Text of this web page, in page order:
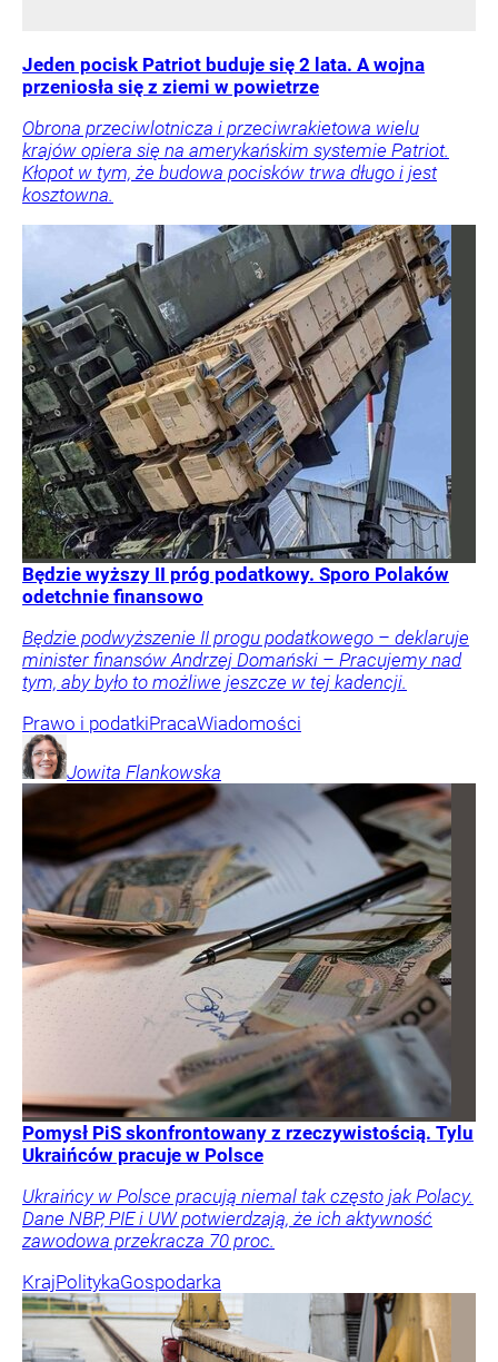
Jeden pocisk Patriot buduje się 2 lata. A wojna
przeniosła się z ziemi w powietrze
Obrona przeciwlotnicza i przeciwrakietowa wielu
krajów opiera się na amerykańskim systemie Patriot.
Kłopot w tym, że budowa pocisków trwa długo i jest
kosztowna.
Będzie wyższy II próg podatkowy. Sporo Polaków
odetchnie finansowo
Będzie podwyższenie II progu podatkowego – deklaruje
minister finansów Andrzej Domański – Pracujemy nad
tym, aby było to możliwe jeszcze w tej kadencji.
Prawo i podatkiPracaWiadomości
Jowita Flankowska
Pomysł PiS skonfrontowany z rzeczywistością. Tylu
Ukraińców pracuje w Polsce
Ukraińcy w Polsce pracują niemal tak często jak Polacy.
Dane NBP, PIE i UW potwierdzają, że ich aktywność
zawodowa przekracza 70 proc.
KrajPolitykaGospodarka